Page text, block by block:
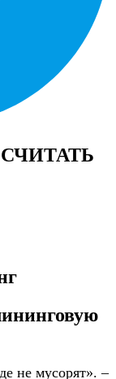
не мусорят». –